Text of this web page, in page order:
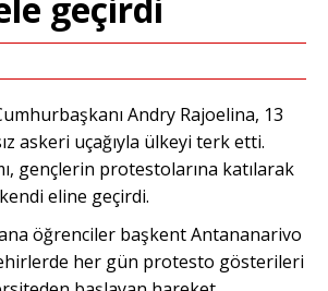
Andry Rajoelina, 13
askeri uçağıyla ülkeyi terk etti.
gençlerin protestolarına katılarak
eline geçirdi.
öğrenciler başkent Antananarivo
her gün protesto gösterileri